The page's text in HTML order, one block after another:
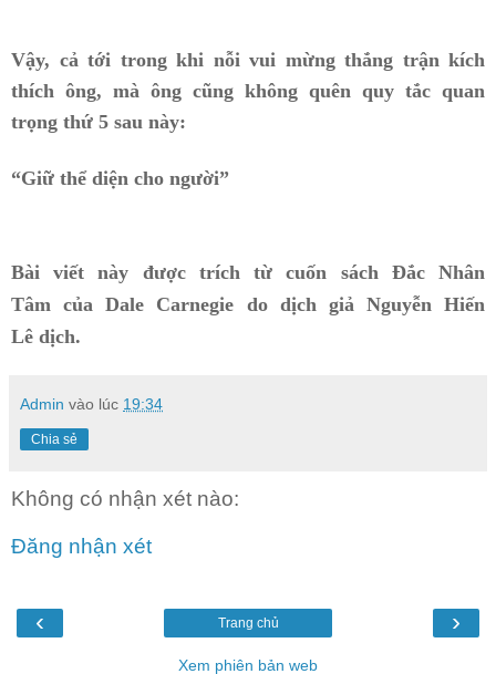
Vậy, cả tới trong khi nỗi vui mừng thắng trận kích
thích ông, mà ông cũng không quên quy tắc quan
trọng thứ 5 sau này:
“Giữ thể diện cho người”
Bài viết này được trích từ cuốn sách Đắc Nhân
Tâm của Dale Carnegie do dịch giả Nguyễn Hiến
Lê dịch.
Admin vào lúc 19:34
Chia sẻ
Không có nhận xét nào:
Đăng nhận xét
‹ ›
Trang chủ
Xem phiên bản web